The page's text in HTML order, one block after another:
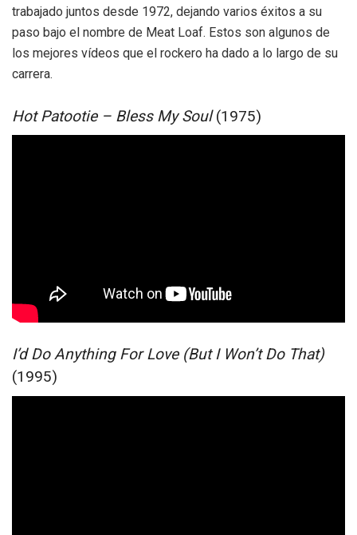
trabajado juntos desde 1972, dejando varios éxitos a su
paso bajo el nombre de Meat Loaf. Estos son algunos de
los mejores vídeos que el rockero ha dado a lo largo de su
carrera.
Hot Patootie – Bless My Soul(1975)
I’d Do Anything For Love (But I Won’t Do That)
(1995)